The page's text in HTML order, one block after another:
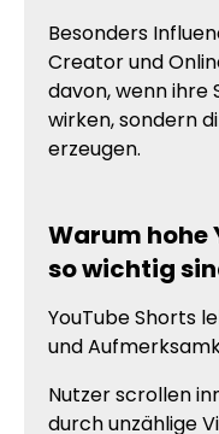
Besonders
Creator und
davon, wenn ihre
wirken, sondern
erzeugen.
Warum hohe
so wichtig
YouTube Shorts
und
Nutzer scrollen
durch unzählige